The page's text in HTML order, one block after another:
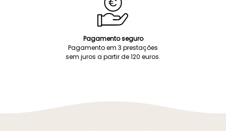
Pagamento seguro
Pagamento em 3 prestações
sem juros a partir de 120 euros.